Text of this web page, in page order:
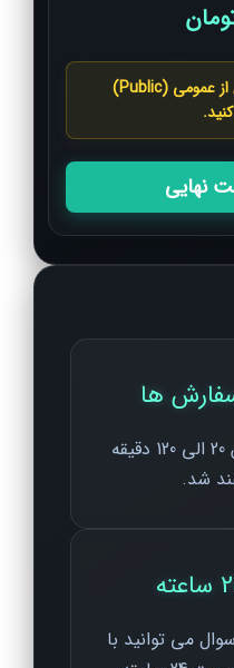
توجه: قبل از ثبت سفارش از عمومی (Public)
نهایی
ها
تمامی سفارش ها بین 20 الی 120 دقیقه
شد.
می توانید با